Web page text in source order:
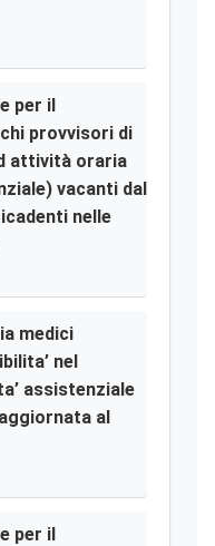
per il
provvisori di
attività oraria
vacanti dal
nelle
medici
nel
assistenziale
al
per il